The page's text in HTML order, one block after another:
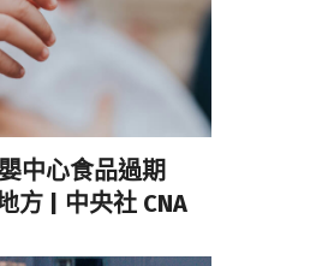
中心食品過期
方 | 中央社 CNA